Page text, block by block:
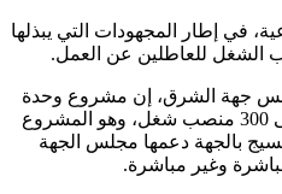
في إطار المجهودات التي يبذلها
للعاطلين عن العمل.
جهة الشرق، إن مشروع وحدة
النسيج سيوفر في المرحلة الأولى 300 منصب شغل، وهو المشروع
بالجهة دعمها مجلس الجهة